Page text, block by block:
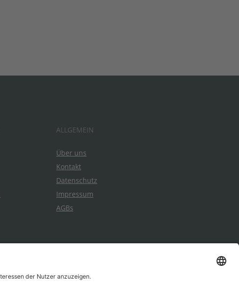
ALLGEMEIN
Über uns
Kontakt
Datenschutz
Impressum
AGBs